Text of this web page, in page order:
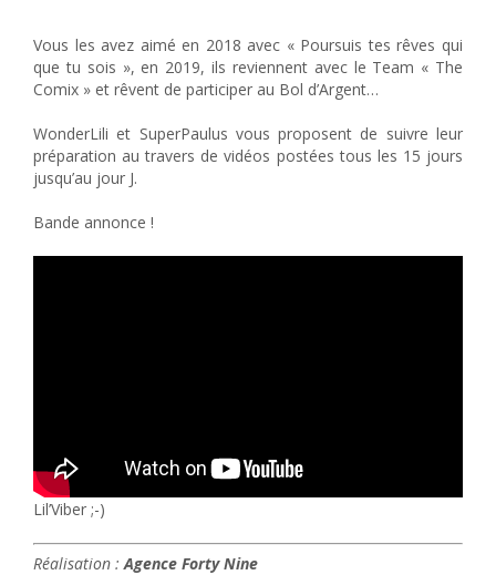
Vous les avez aimé en 2018 avec « Poursuis tes rêves qui
que tu sois », en 2019, ils reviennent avec le Team « The
Comix » et rêvent de participer au Bol d’Argent…
WonderLili et SuperPaulus vous proposent de suivre leur
préparation au travers de vidéos postées tous les 15 jours
jusqu’au jour J.
Bande annonce !
Lil’Viber ;-)
Réalisation : Agence Forty Nine